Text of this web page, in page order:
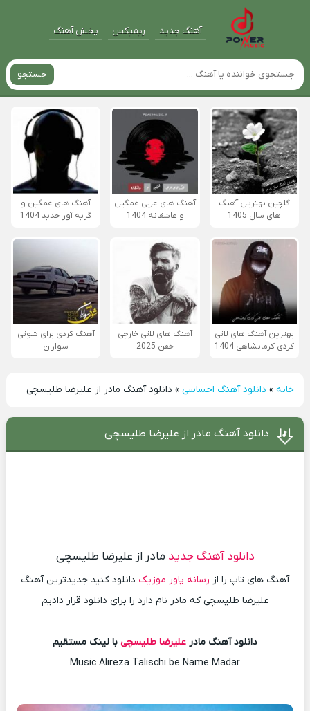
آهنگ جدید ریمیکس پخش آهنگ
جستجو
گلچین بهترین آهنگ
های سال 1405
آهنگ های عربی غمگین
و عاشقانه 1404
آهنگ های غمگین و
گریه آور جدید 1404
بهترین آهنگ های لاتی
کردی کرمانشاهی 1404
آهنگ های لاتی خارجی
خفن 2025
آهنگ کردی برای شوتی
سواران
خانه» دانلود آهنگ احساسی» دانلود آهنگ مادر از علیرضا طلیسچی
دانلود آهنگ مادر از علیرضا طلیسچی
دانلود آهنگ جدید مادر از علیرضا طلیسچی
آهنگ های تاپ را از رسانه پاور موزیک دانلود کنید جدیدترین آهنگ
علیرضا طلیسچی که مادر نام دارد را برای دانلود قرار دادیم
دانلود آهنگ مادر علیرضا طلیسچی با لینک مستقیم
Music Alireza Talischi be Name Madar